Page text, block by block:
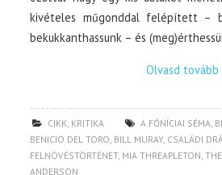
kivételes műgonddal felépített –
bekukkanthassunk – és
Olvasd tovább
CIKK, KRITIKA A FŐNÍCIAI SÉMA,
BENICIO DEL TORO, BILL MURAY, CSALÁDI
FELNÖVÉSTÖRTÉNET, MIA THREAPLETON,
ANDERSON